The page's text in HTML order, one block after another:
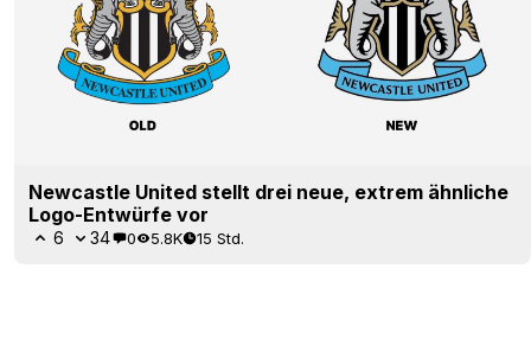
Newcastle United stellt drei neue, extrem ähnliche
Logo-Entwürfe vor
6 34 0 5.8K 15 Std.